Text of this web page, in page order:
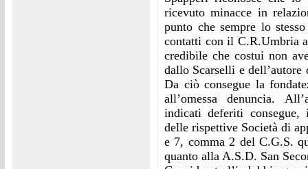
ricevuto minacce in
punto che sempre lo
contatti con il C.R.Umbria
credibile che costui non
dallo Scarselli e dell’autore
Da ciò consegue la
all’omessa denuncia.
indicati deferiti consegue,
delle rispettive Società di
e 7, comma 2 del C.G.S.
quanto alla A.S.D. San